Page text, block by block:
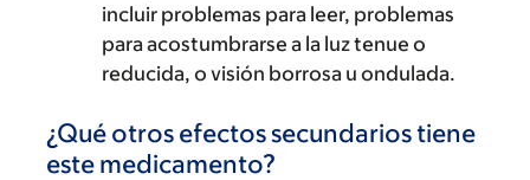
incluir problemas para leer, problemas
para acostumbrarse a la luz tenue o
reducida, o visión borrosa u ondulada.
¿Qué otros efectos secundarios tiene
este medicamento?